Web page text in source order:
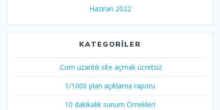
Haziran 2022
KATEGORILER
.Com uzantılı site açmak ücretsiz
1/1000 plan açıklama raporu
10 dakikalık sunum Örnekleri